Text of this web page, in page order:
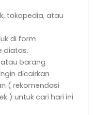
tokopedia, atau
di form
diatas.
barang
dicairkan
( rekomendasi
) untuk cari hari ini